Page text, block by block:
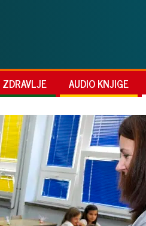
ZDRAVLJE AUDIO KNJIGE